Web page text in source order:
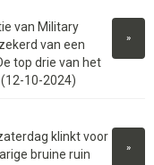
»
van Military
van een
top drie van het
10-2024)
»
klinkt voor
bruine ruin